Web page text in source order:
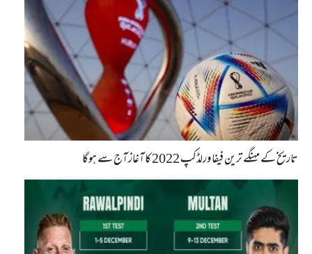
تاریخ کے مہنگے ترین فیفا ورلڈکپ 2022 کا آغاز آج سے ہوگا